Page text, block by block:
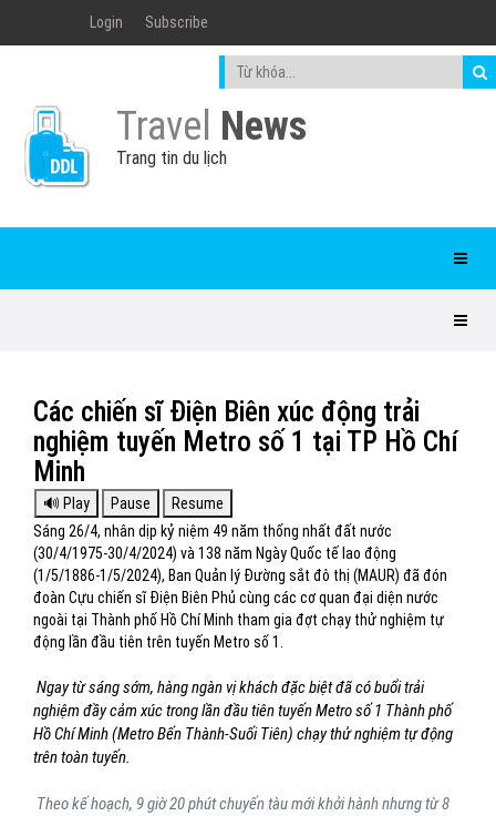
Login Subscribe
Travel News
Trang tin du lịch
Các chiến sĩ Điện Biên xúc động trải
nghiệm tuyến Metro số 1 tại TP Hồ Chí
Minh
Sáng 26/4, nhân dịp kỷ niệm 49 năm thống nhất đất nước
(30/4/1975-30/4/2024) và 138 năm Ngày Quốc tế lao động
(1/5/1886-1/5/2024), Ban Quản lý Đường sắt đô thị (MAUR) đã đón
đoàn Cựu chiến sĩ Điện Biên Phủ cùng các cơ quan đại diện nước
ngoài tại Thành phố Hồ Chí Minh tham gia đợt chạy thử nghiệm tự
động lần đầu tiên trên tuyến Metro số 1.
Ngay từ sáng sớm, hàng ngàn vị khách đặc biệt đã có buổi trải
nghiệm đầy cảm xúc trong lần đầu tiên tuyến Metro số 1 Thành phố
Hồ Chí Minh (Metro Bến Thành-Suối Tiên) chạy thử nghiệm tự động
trên toàn tuyến.
Theo kế hoạch, 9 giờ 20 phút chuyến tàu mới khởi hành nhưng từ 8